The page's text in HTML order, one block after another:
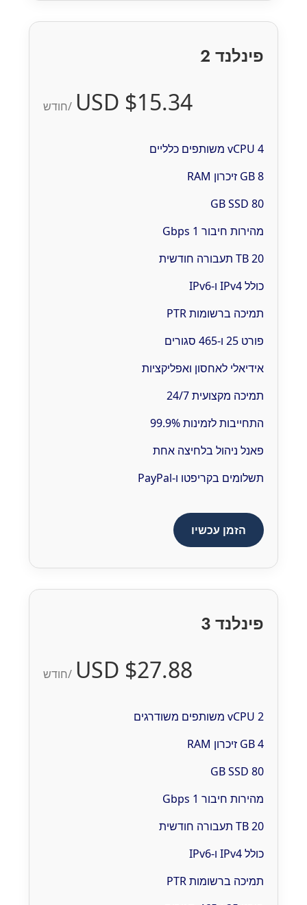
פינלנד 2
$15.34 USD /חודש
4 vCPU משותפים כלליים
8 GB זיכרון RAM
80 GB SSD
מהירות חיבור 1 Gbps
20 TB תעבורה חודשית
כולל IPv4 ו-IPv6
תמיכה ברשומות PTR
פורט 25 ו-465 סגורים
אידיאלי לאחסון ואפליקציות
תמיכה מקצועית 24/7
התחייבות לזמינות 99.9%
פאנל ניהול בלחיצה אחת
תשלומים בקריפטו ו-PayPal
הזמן עכשיו
פינלנד 3
$27.88 USD /חודש
2 vCPU משותפים משודרגים
4 GB זיכרון RAM
80 GB SSD
מהירות חיבור 1 Gbps
20 TB תעבורה חודשית
כולל IPv4 ו-IPv6
תמיכה ברשומות PTR